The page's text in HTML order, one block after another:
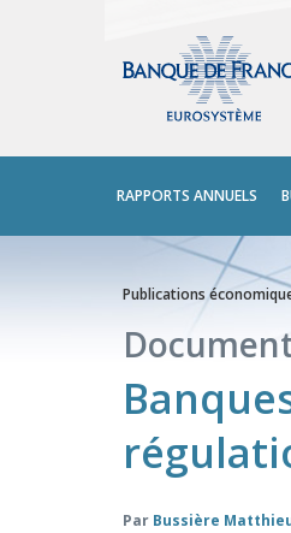
principal
RAPPORTS ANNUELS
Vous êtes
Publications
Par Bussière